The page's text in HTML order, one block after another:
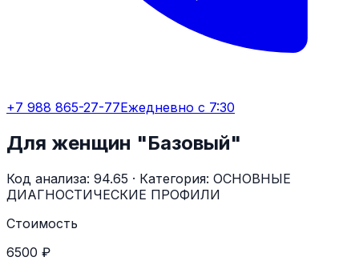
+7 988 865-27-77Ежедневно с 7:30
Для женщин "Базовый"
Код анализа: 94.65 · Категория: ОСНОВНЫЕ
ДИАГНОСТИЧЕСКИЕ ПРОФИЛИ
Стоимость
6500 ₽